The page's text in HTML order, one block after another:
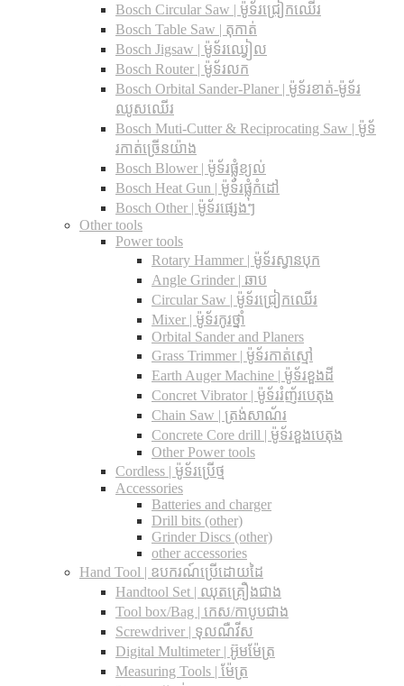
Bosch Circular Saw | ម៉ូទ័រជ្រៀកឈើរ
Bosch Table Saw | តុកាត់
Bosch Jigsaw | ម៉ូទ័រឈ្វៀល
Bosch Router | ម៉ូទ័រលក
Bosch Orbital Sander-Planer​ | ម៉ូទ័រខាត់-ម៉ូទ័រ
ឈូសឈើរ
Bosch Muti-Cutter & Reciprocating Saw​ | ម៉ូទ័
រកាត់ច្រើនយ៉ាង
Bosch Blower | ម៉ូទ័រផ្លុំខ្យល់
Bosch Heat Gun | ម៉ូទ័រផ្លុំកំដៅ
Bosch Other | ម៉ូទ័រផ្សេងៗ
Other tools
Power tools
Rotary Hammer | ម៉ូទ័រស្វានបុក
Angle Grinder | ឆាប
Circular Saw​ | ម៉ូទ័រជ្រៀកឈើរ
Mixer | ម៉ូទ័រកូរថ្នាំ
Orbital Sander and Planers
Grass Trimmer | ម៉ូទ័រកាត់ស្មៅ
Earth Auger Machine | ម៉ូទ័រខួងដី
Concret Vibrator | ម៉ូទ័ររំញ័របេតុង
Chain Saw | ត្រង់សាណ័រ
Concrete Core drill | ម៉ូទ័រខួងបេតុង
Other Power tools
Cordless​ | ម៉ូទ័រប្រើថ្ម
Accessories
Batteries and charger
Drill bits (other)
Grinder Discs (other)
other accessories
Hand Tool | ឧបករណ៍ប្រើដោយដៃ
Handtool Set | ឈុតគ្រឿងជាង
Tool box/Bag | កេស/កាបូបជាង
Screwdriver | ទុលណឺវីស
Digital Multimeter | អ៊ូមម៉ែត្រ
Measuring Tools | ម៉ែត្រ